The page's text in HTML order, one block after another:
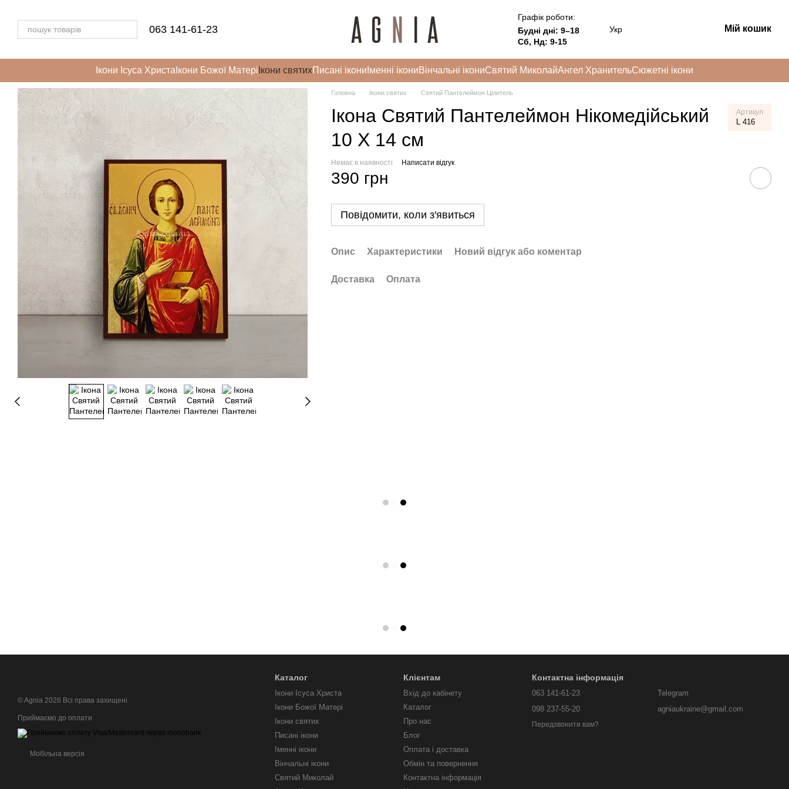
063 141-61-23
Графік роботи:
Будні дні: 9–18
Сб, Нд: 9-15
Укр Мій кошик
Ікони Ісуса Христа Ікони Божої Матері Ікони святихПисані ікони Іменні ікониВінчальні ікониСвятий МиколайАнгел ХранительСюжетні ікони
Головна Ікони святих Святий Пантелеймон Цілитель
Ікона Святий Пантелеймон Нікомедійський
10 Х 14 см
Артикул
L 416
Немає в наявності Написати відгук
390 грн
Повідомити, коли з'явиться
Опис Характеристики Новий відгук або коментар
Доставка Оплата
© Agnia 2026 Всі права захищені
Приймаємо до оплати
Мобільна версія
Каталог
Ікони Ісуса Христа
Ікони Божої Матері
Ікони святих
Писані ікони
Іменні ікони
Вінчальні ікони
Святий Миколай
Клієнтам
Вхід до кабінету
Каталог
Про нас
Блог
Оплата і доставка
Обмін та повернення
Контактна інформація
Контактна інформація
063 141-61-23
098 237-55-20
Передзвонити вам?
Telegram
agniaukraine@gmail.com